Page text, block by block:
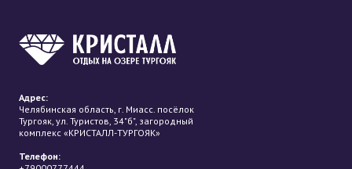
Адрес:
Челябинская область, г. Миасс. посёлок
Тургояк, ул. Туристов, 34"б", загородный
комплекс «КРИСТАЛЛ-ТУРГОЯК»
Телефон: